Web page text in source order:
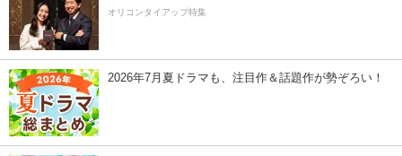
オリコンタイアップ特集
2026年7月夏ドラマも、注目作＆話題作が勢ぞろい！